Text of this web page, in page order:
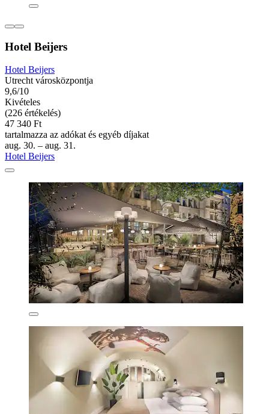
Hotel Beijers
Hotel Beijers
Utrecht városközpontja
9,6/10
Kivételes
(226 értékelés)
47 340 Ft
tartalmazza az adókat és egyéb díjakat
aug. 30. – aug. 31.
Hotel Beijers